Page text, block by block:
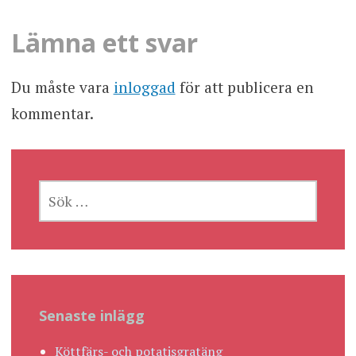
Lämna ett svar
Du måste vara inloggad för att publicera en
kommentar.
EFTER:
Senaste inlägg
Köttfärs- och potatisgratäng